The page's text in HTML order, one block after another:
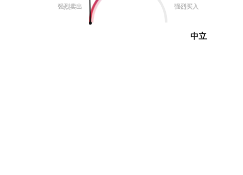
强烈卖出 强烈买入
中立